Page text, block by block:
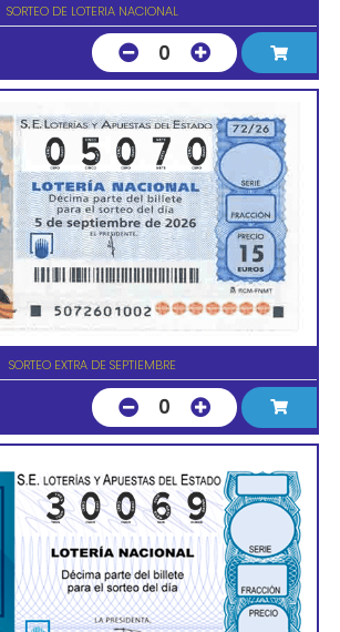
SORTEO DE LOTERIA NACIONAL
0
SORTEO EXTRA DE SEPTIEMBRE
0